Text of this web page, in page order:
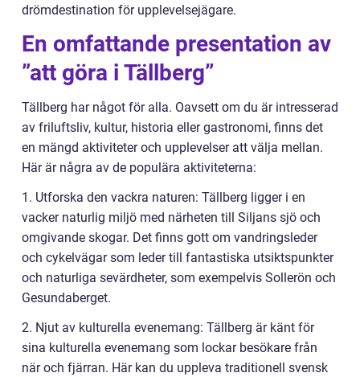
drömdestination för upplevelsejägare.
En omfattande presentation av
”att göra i Tällberg”
Tällberg har något för alla. Oavsett om du är intresserad
av friluftsliv, kultur, historia eller gastronomi, finns det
en mängd aktiviteter och upplevelser att välja mellan.
Här är några av de populära aktiviteterna:
1. Utforska den vackra naturen: Tällberg ligger i en
vacker naturlig miljö med närheten till Siljans sjö och
omgivande skogar. Det finns gott om vandringsleder
och cykelvägar som leder till fantastiska utsiktspunkter
och naturliga sevärdheter, som exempelvis Sollerön och
Gesundaberget.
2. Njut av kulturella evenemang: Tällberg är känt för
sina kulturella evenemang som lockar besökare från
när och fjärran. Här kan du uppleva traditionell svensk